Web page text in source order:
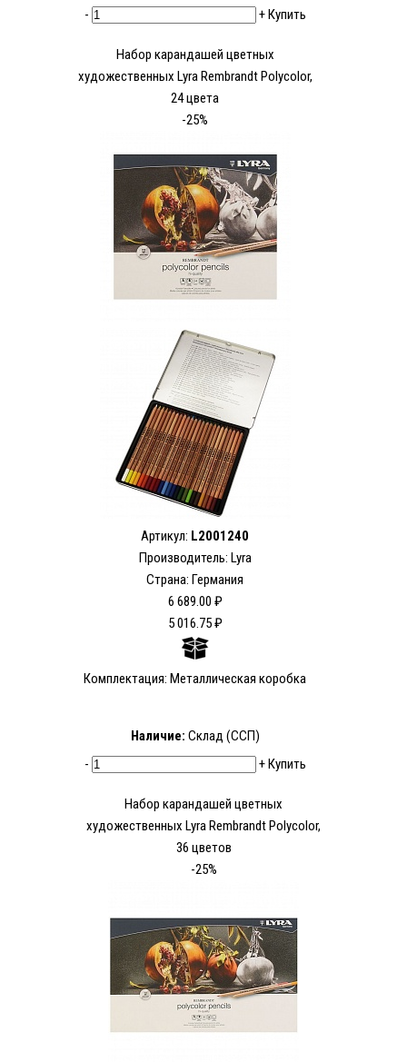
-
+Купить
Набор карандашей цветных
художественных Lyra Rembrandt Polycolor,
24 цвета
-25%
Артикул: L2001240
Производитель: Lyra
Страна: Германия
6 689.00 ₽
5 016.75 ₽
Комплектация: Металлическая коробка
Наличие: Склад (ССП)
-
+Купить
Набор карандашей цветных
художественных Lyra Rembrandt Polycolor,
36 цветов
-25%